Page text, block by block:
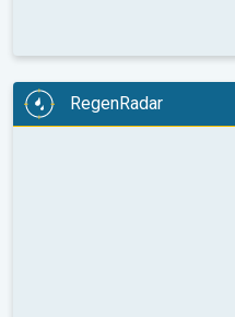
RegenRadar